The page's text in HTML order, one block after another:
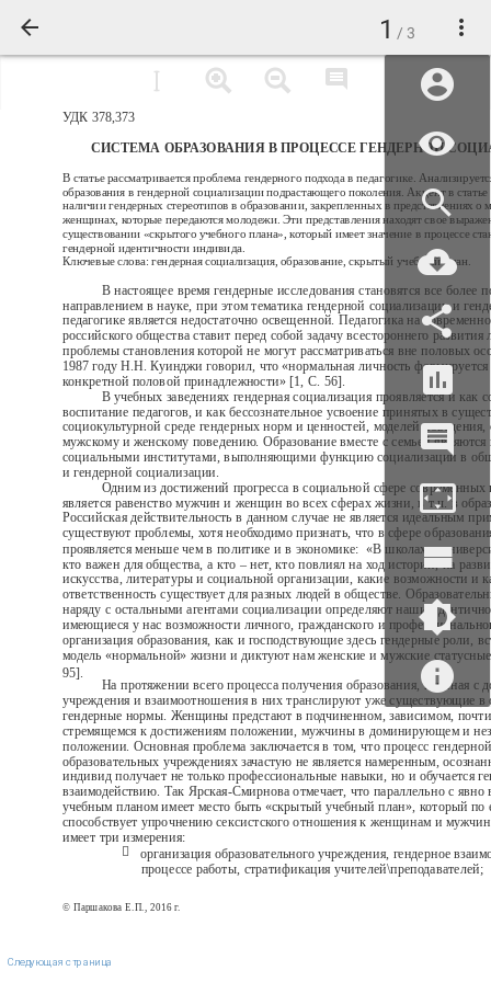
1 / 3
УДК 378,373
СИСТЕМА ОБРАЗОВАНИЯ В ПРОЦЕССЕ ГЕНДЕРНОЙ
В статье рассматривается проблема гендерного подхода в педагогике.
образования в гендерной социализации подрастающего поколения. Акцент в статье
наличии гендерных стереотипов в образовании, закрепленных в представлениях о
женщинах, которые передаются молодежи. Эти представления находят свое
существовании «скрытого учебного плана», который имеет значение в процессе
гендерной идентичности индивида.
Ключевые слова: гендерная социализация, образование, скрытый учебный план.
В настоящее время гендерные исследования становятся все более
направлением в науке, при этом тематика гендерной социализации и
педагогике является недостаточно освещенной. Педагогика на
российского общества ставит перед собой задачу всестороннего развития
проблемы становления которой не могут рассматриваться вне половых
1987 году Н.Н. Куинджи говорил, что «нормальная личность формируется
конкретной половой принадлежности» [1, С. 56].
В учебных заведениях гендерная социализация проявляется и как
воспитание педагогов, и как бессознательное усвоение принятых в
социокультурной среде гендерных норм и ценностей, моделей
мужскому и женскому поведению. Образование вместе с семьей
социальными институтами, выполняющими функцию социализации в
и гендерной социализации.
Одним из достижений прогресса в социальной сфере современных
является равенство мужчин и женщин во всех сферах жизни, в т.ч. в
Российская действительность в данном случае не является идеальным
существуют проблемы, хотя необходимо признать, что в сфере
проявляется меньше чем в политике и в экономике: «В школах и
кто важен для общества, а кто – нет, кто повлиял на ход истории, на
искусства, литературы и социальной организации, какие возможности и
ответственность существует для разных людей в обществе.
наряду с остальными агентами социализации определяют наши
имеющиеся у нас возможности личного, гражданского и
организация образования, как и господствующие здесь гендерные роли,
модель «нормальной» жизни и диктуют нам женские и мужские
95].
На протяжении всего процесса получения образования, начиная с
учреждения и взаимоотношения в них транслируют уже существующие в
гендерные нормы. Женщины предстают в подчиненном, зависимом,
стремящемся к достижениям положении, мужчины в доминирующем и
положении. Основная проблема заключается в том, что процесс
образовательных учреждениях зачастую не является намеренным,
индивид получает не только профессиональные навыки, но и обучается
взаимодействию. Так Ярская-Смирнова отмечает, что параллельно с
учебным планом имеет место быть «скрытый учебный план», который по
способствует упрочнению сексистского отношения к женщинам и
имеет три измерения:

организация образовательного учреждения, гендерное
процессе работы, стратификация учителей\преподавателей;
© Паршакова Е.П., 2016 г.
Следующая страница